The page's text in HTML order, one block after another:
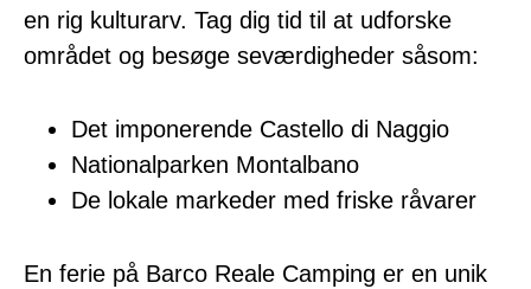
en rig kulturarv. Tag dig tid til at udforske
området og besøge seværdigheder såsom:
Det imponerende Castello di Naggio
Nationalparken Montalbano
De lokale markeder med friske råvarer
En ferie på Barco Reale Camping er en unik